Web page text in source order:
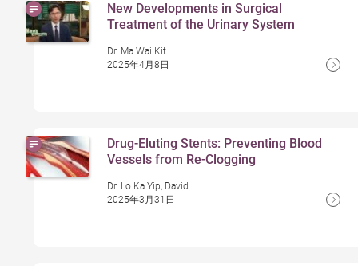
New Developments in Surgical
Treatment of the Urinary System
Dr. Ma Wai Kit
2025年4月8日
Drug-Eluting Stents: Preventing Blood
Vessels from Re-Clogging
Dr. Lo Ka Yip, David
2025年3月31日